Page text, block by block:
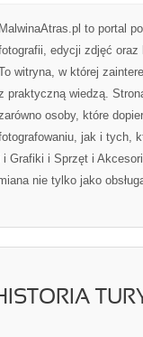
MalwinaAtras.pl to portal
edycji zdjęć
witryna, w której
praktyczną wiedzą.
osoby, które
jak i tych,
Grafiki i Sprzęt i
nie tylko jako